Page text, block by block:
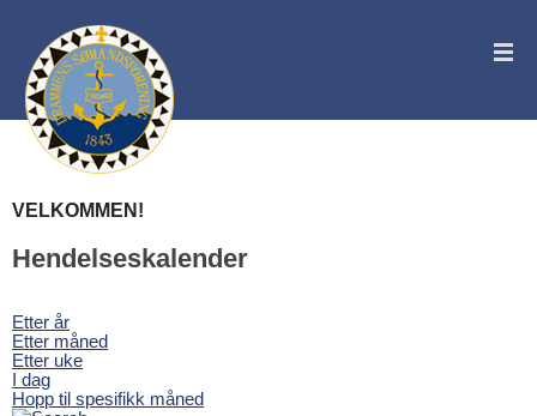
VELKOMMEN!
Hendelseskalender
Etter år
Etter måned
Etter uke
I dag
Hopp til spesifikk måned